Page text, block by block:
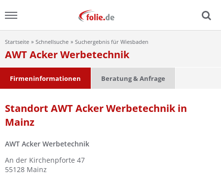
Menu
Home
Ratgeber
FAQ
Lexikon
Startseite Schnellsuche Suchergebnis für Wiesbaden
AWT Acker Werbetechnik
Firmeninformationen Beratung & Anfrage
Standort AWT Acker Werbetechnik in
Mainz
AWT Acker Werbetechnik
An der Kirchenpforte 47
55128 Mainz